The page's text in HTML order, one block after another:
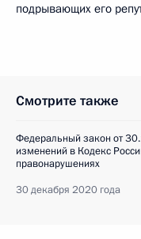
подрывающих его
Смотрите также
Федеральный закон от
изменений в Кодекс
правонарушениях
30 декабря 2020 года